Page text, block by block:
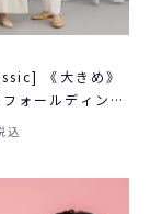
《大きめ》
ォールディング
込